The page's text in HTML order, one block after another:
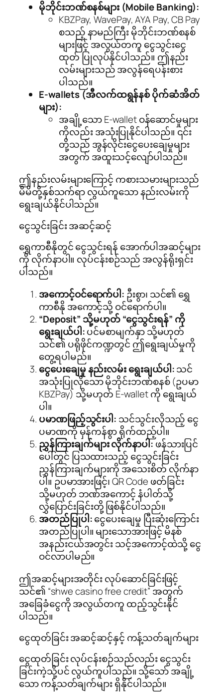
မိုဘိုင်းဘဏ်စနစ်များ (Mobile Banking):
KBZPay, WavePay, AYA Pay, CB Pay
စသည့် နာမည်ကြီး မိုဘိုင်းဘဏ်စနစ်
များဖြင့် အလွယ်တကူ ငွေသွင်းငွေ
ထုတ် ပြုလုပ်နိုင်ပါသည်။ ဤနည်း
လမ်းများသည် အလွန်ရေပန်းစား
ပါသည်။
E-wallets (အီလက်ထရွန်နစ် ပိုက်ဆံအိတ်
များ):
အချို့သော E-wallet ဝန်ဆောင်မှုများ
ကိုလည်း အသုံးပြုနိုင်ပါသည်။ ၎င်း
တို့သည် အွန်လိုင်းငွေပေးချေမှုများ
အတွက် အထူးသင့်လျော်ပါသည်။
ဤနည်းလမ်းများကြောင့် ကစားသမားများသည်
မိမိတို့နှစ်သက်ရာ လွယ်ကူသော နည်းလမ်းကို
ရွေးချယ်နိုင်ပါသည်။
ငွေသွင်းခြင်း အဆင့်ဆင့်
ရွှေကာစီနိုတွင် ငွေသွင်းရန် အောက်ပါအဆင့်များ
ကို လိုက်နာပါ။ လုပ်ငန်းစဉ်သည် အလွန်ရိုးရှင်း
ပါသည်။
အကောင့်ဝင်ရောက်ပါ: ဦးစွာ၊ သင်၏ ရွှေ
ကာစီနို အကောင့်သို့ ဝင်ရောက်ပါ။
“Deposit” သို့မဟုတ် “ငွေသွင်းရန်” ကို
ရွေးချယ်ပါ:ပင်မစာမျက်နှာ သို့မဟုတ်
သင်၏ ပရိုဖိုင်ကဏ္ဍတွင် ဤရွေးချယ်မှုကို
တွေ့ရပါမည်။
ငွေပေးချေမှု နည်းလမ်း ရွေးချယ်ပါ:သင်
အသုံးပြုလိုသော မိုဘိုင်းဘဏ်စနစ် (ဥပမာ
KBZPay) သို့မဟုတ် E-wallet ကို ရွေးချယ်
ပါ။
ပမာဏဖြည့်သွင်းပါ: သင်သွင်းလိုသည့် ငွေ
ပမာဏကို မှန်ကန်စွာ ရိုက်ထည့်ပါ။
ညွှန်ကြားချက်များ လိုက်နာပါ: ဖန်သားပြင်
ပေါ်တွင် ပြသထားသည့် ငွေသွင်းခြင်း
ညွှန်ကြားချက်များကို အသေးစိတ် လိုက်နာ
ပါ။ ဥပမာအားဖြင့်၊ QR Code ဖတ်ခြင်း
သို့မဟုတ် ဘဏ်အကောင့် နံပါတ်သို့
လွှဲပြောင်းခြင်းတို့ ဖြစ်နိုင်ပါသည်။
အတည်ပြုပါ:ငွေပေးချေမှု ပြီးဆုံးကြောင်း
အတည်ပြုပါ။ များသောအားဖြင့် မိနစ်
အနည်းငယ်အတွင်း သင့်အကောင့်ထဲသို့ ငွေ
ဝင်လာပါမည်။
ဤအဆင့်များအတိုင်း လုပ်ဆောင်ခြင်းဖြင့်
သင်၏ “shwe casino free credit” အတွက်
အခြေခံငွေကို အလွယ်တကူ ထည့်သွင်းနိုင်
ပါသည်။
ငွေထုတ်ခြင်း အဆင့်ဆင့်နှင့် ကန့်သတ်ချက်များ
ငွေထုတ်ခြင်း လုပ်ငန်းစဉ်သည်လည်း ငွေသွင်း
ခြင်းကဲ့သို့ပင် လွယ်ကူပါသည်။ သို့သော် အချို့
သော ကန့်သတ်ချက်များ ရှိနိုင်ပါသည်။